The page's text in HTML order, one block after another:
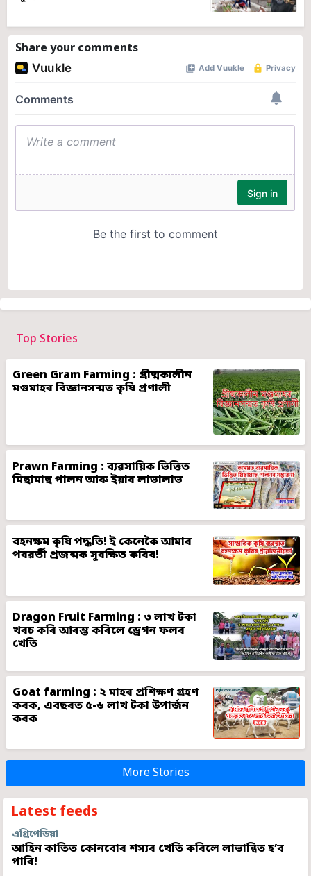
Share your comments
Top Stories
Green Gram Farming : গ্ৰীষ্মকালীন
মগুমাহৰ বিজ্ঞানসন্মত কৃষি প্ৰণালী
Prawn Farming : ব্যৱসায়িক ভিত্তিত
মিছামাছ পালন আৰু ইয়াৰ লাভালাভ
বহনক্ষম কৃষি পদ্ধতি! ই কেনেকৈ আমাৰ
পৰৱৰ্তী প্ৰজন্মক সুৰক্ষিত কৰিব!
Dragon Fruit Farming : ৩ লাখ টকা
খৰচ কৰি আৰম্ভ কৰিলে ড্ৰেগন ফলৰ
খেতি
Goat farming : ২ মাহৰ প্ৰশিক্ষণ গ্ৰহণ
কৰক, এবছৰত ৫-৬ লাখ টকা উপাৰ্জন
কৰক
More Stories
Latest feeds
এগ্ৰিপেডিয়া
আহিন কাতিত কোনবোৰ শস্যৰ খেতি কৰিলে লাভান্বিত হ’ব
পাৰি!